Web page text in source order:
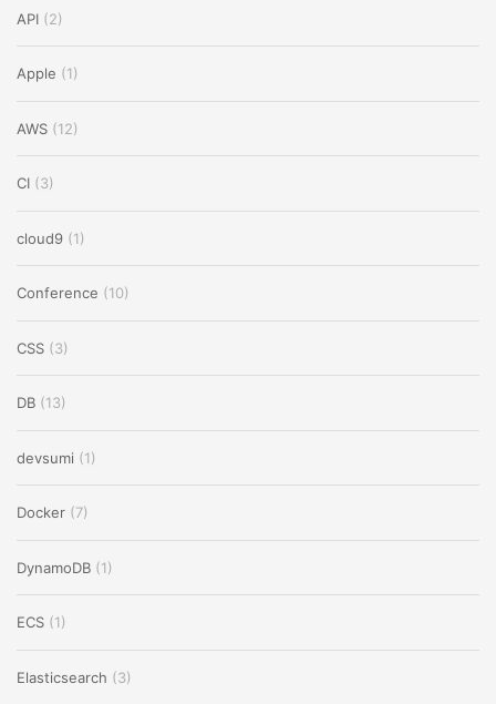
API (2)
Apple (1)
AWS (12)
CI (3)
cloud9 (1)
Conference (10)
CSS (3)
DB (13)
devsumi (1)
Docker (7)
DynamoDB (1)
ECS (1)
Elasticsearch (3)